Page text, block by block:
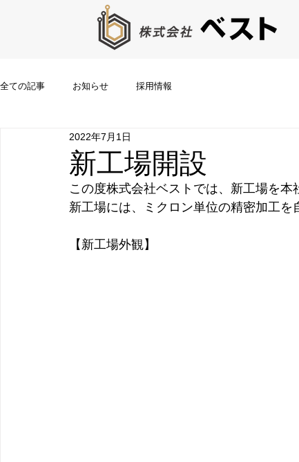
全ての記事 お知らせ 採用情報
新工場開設
2022年7月1日
この度株式会社ベストでは、新工場を本
新工場には、ミクロン単位の精密加工を
【新工場外観】